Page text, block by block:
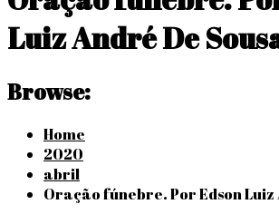
Luiz André De
Browse:
Home
2020
abril
Oração fúnebre. Por Edson Luiz